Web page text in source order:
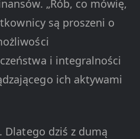
„Rób, co mówię,
są proszeni o
i integralności
ich aktywami
dziś z dumą